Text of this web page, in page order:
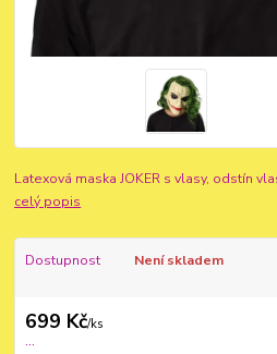
Latexová maska JOKER s vlasy, odstín
celý popis
Dostupnost Není skladem
699 Kč/ks
...